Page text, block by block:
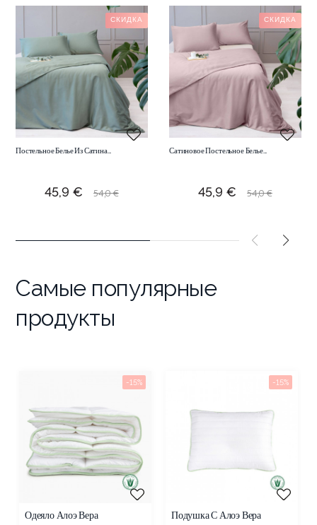
Постельное Белье Из Сатина...
Цена
45,9 €
Обычная
54,0 €
СКИДКА
Сатиновое Постельное Белье...
Цена
45,9 €
Обычная
54,0 €
СКИДКА
Самые популярные
продукты
Одеяло Алоэ Вера
-15%
Подушка С Алоэ Вера
-15%